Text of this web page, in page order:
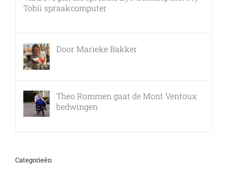
Tobii spraakcomputer
Door Marieke Bakker
Theo Rommen gaat de Mont Ventoux
bedwingen
Categorieën